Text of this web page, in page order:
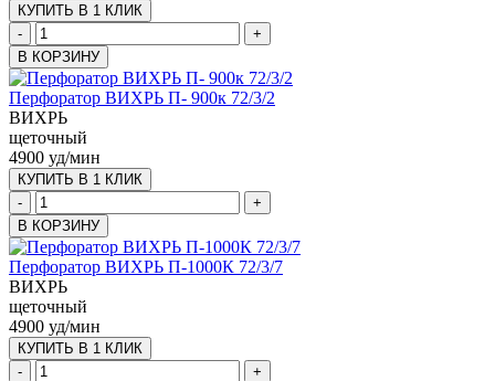
КУПИТЬ В 1 КЛИК
-
+
В КОРЗИНУ
Перфоратор ВИХРЬ П- 900к 72/3/2
ВИХРЬ
щеточный
4900 уд/мин
КУПИТЬ В 1 КЛИК
-
+
В КОРЗИНУ
Перфоратор ВИХРЬ П-1000К 72/3/7
ВИХРЬ
щеточный
4900 уд/мин
КУПИТЬ В 1 КЛИК
-
+